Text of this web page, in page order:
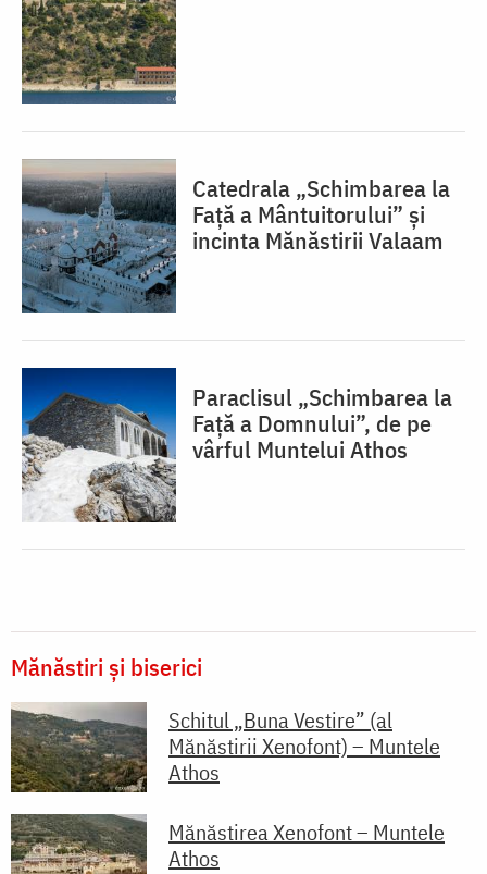
Catedrala „Schimbarea la
Față a Mântuitorului” și
incinta Mănăstirii Valaam
Paraclisul „Schimbarea la
Față a Domnului”, de pe
vârful Muntelui Athos
Mănăstiri și biserici
Schitul „Buna Vestire” (al
Mănăstirii Xenofont) – Muntele
Athos
Mănăstirea Xenofont – Muntele
Athos